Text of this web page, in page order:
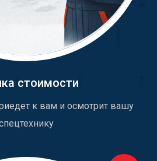
стоимости
к вам и осмотрит вашу